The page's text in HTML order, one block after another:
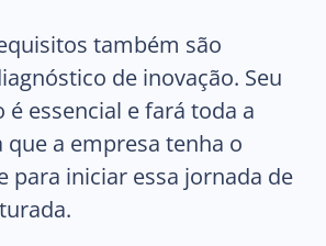
também são
de inovação. Seu
essencial e fará toda a
a empresa tenha o
para iniciar essa jornada de